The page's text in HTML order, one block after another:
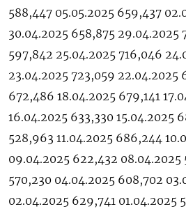
588,447 05.05.2025 659,437
30.04.2025 658,875 29.04.2025
597,842 25.04.2025 716,046
23.04.2025 723,059 22.04.2025
672,486 18.04.2025 679,141
16.04.2025 633,330 15.04.2025
528,963 11.04.2025 686,244
09.04.2025 622,432 08.04.2025
570,230 04.04.2025 608,702
02.04.2025 629,741 01.04.2025